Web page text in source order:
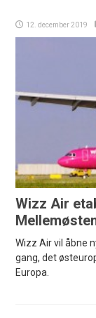
12. december 2019
Wizz Air
Wizz Air vil åbne
gang, det
Europa.